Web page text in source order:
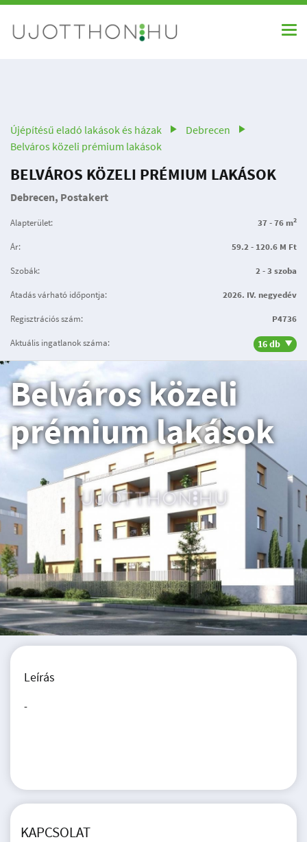
Újépítésű eladó lakások és házak
Debrecen
Belváros közeli prémium lakások
BELVÁROS KÖZELI PRÉMIUM LAKÁSOK
Debrecen, Postakert
Alapterület: 37 - 76 m2
Ár: 59.2 - 120.6 M Ft
Szobák: 2 - 3 szoba
Átadás várható időpontja: 2026. IV. negyedév
Regisztrációs szám: P4736
Aktuális ingatlanok száma: 16 db
Belváros közeli
prémium lakások
Leírás
-
KAPCSOLAT